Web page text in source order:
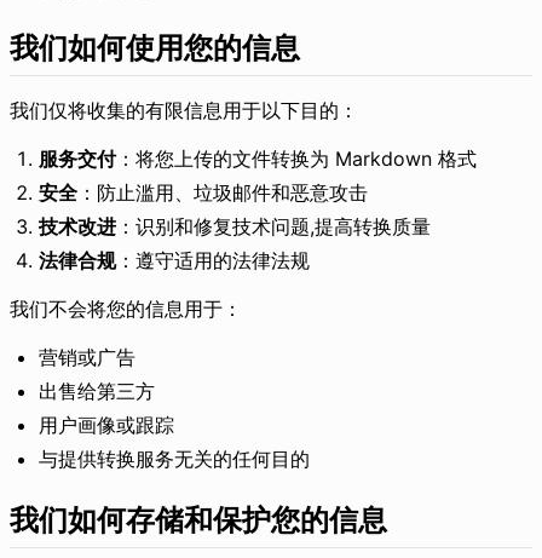
我们如何使用您的信息
我们仅将收集的有限信息用于以下目的：
服务交付：将您上传的文件转换为 Markdown 格式
安全 ：防止滥用、垃圾邮件和恶意攻击
技术改进 ：识别和修复技术问题,提高转换质量
法律合规：遵守适用的法律法规
我们不会将您的信息用于：
营销或广告
出售给第三方
用户画像或跟踪
与提供转换服务无关的任何目的
我们如何存储和保护您的信息